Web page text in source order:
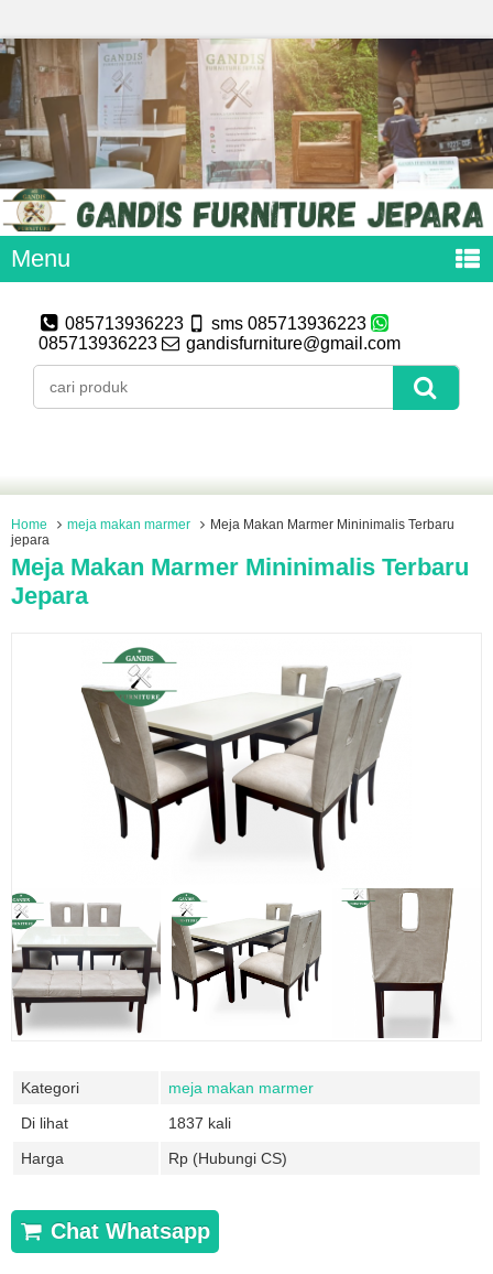
Menu
085713936223
sms 085713936223
085713936223
gandisfurniture@gmail.com
Home meja makan marmer
Meja Makan Marmer Mininimalis Terbaru
jepara
Meja Makan Marmer Mininimalis Terbaru
Jepara
Kategori
meja makan marmer
Di lihat
1837 kali
Harga
Rp (Hubungi CS)
Chat Whatsapp